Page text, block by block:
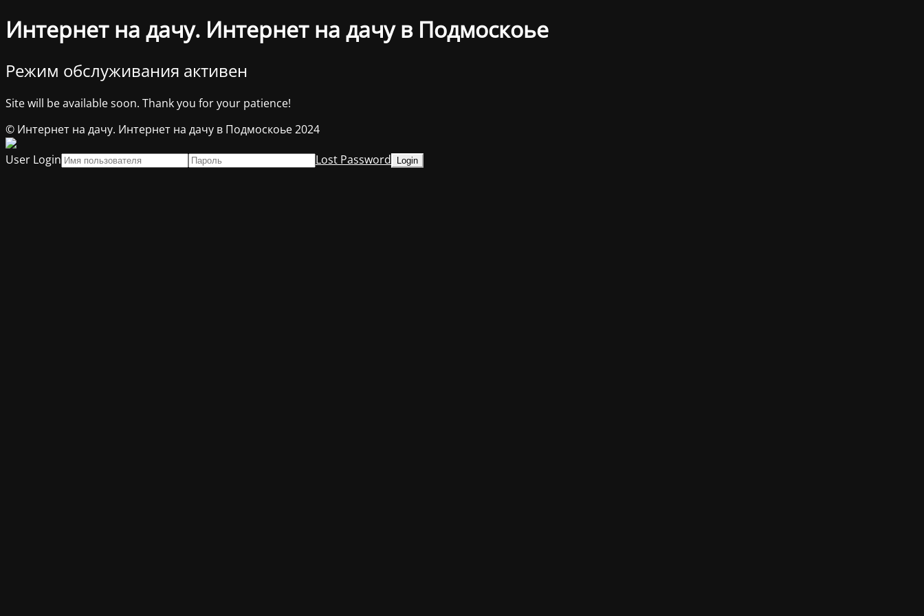
Интернет на дачу. Интернет на дачу в Подмоскоье
Режим обслуживания активен
Site will be available soon. Thank you for your patience!
© Интернет на дачу. Интернет на дачу в Подмоскоье 2024
User Login
Lost Password